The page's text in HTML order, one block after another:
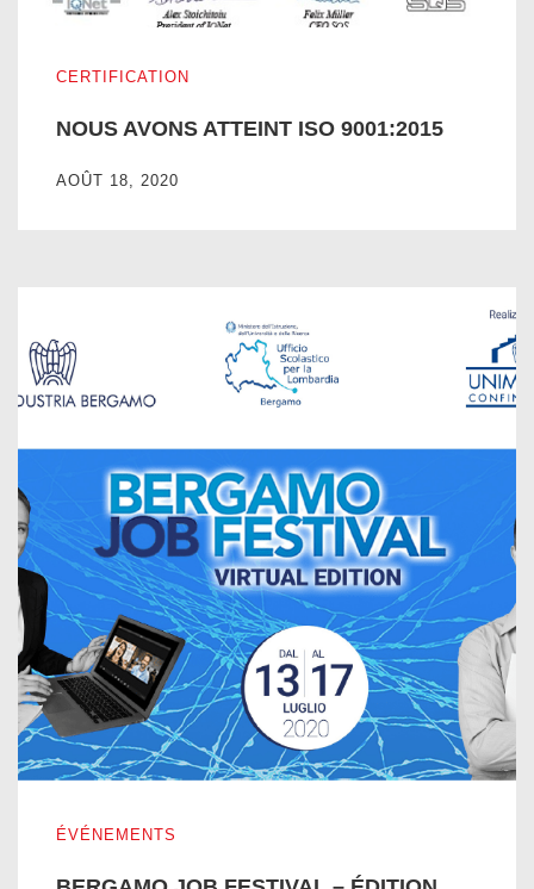
CERTIFICATION
NOUS AVONS ATTEINT ISO 9001:2015
AOÛT 18, 2020
ÉVÉNEMENTS